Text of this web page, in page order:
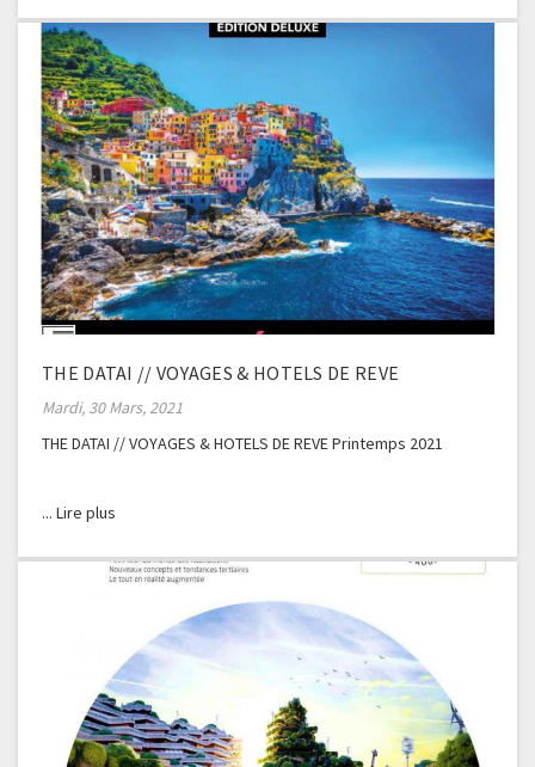
THE DATAI // VOYAGES & HOTELS DE REVE
Mardi, 30 Mars, 2021
THE DATAI // VOYAGES & HOTELS DE REVE Printemps 2021